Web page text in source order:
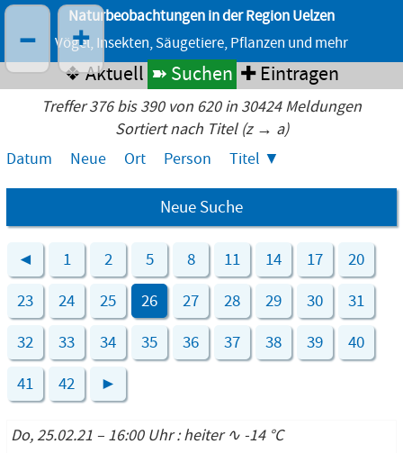
Naturbeobachtungen in der Region Uelzen
Vögel, Insekten, Säugetiere, Pflanzen und mehr
❖ Aktuell ➽ Suchen ✚ Eintragen
Treffer 376 bis 390 von 620 in 30424 Meldungen
Sortiert nach Titel (z → a)
Datum
Neue Ort Person Titel
Neue Suche
◄ 1 2 5 8 11 14 17 20
23 24 25 26 27 28 29 30 31
32 33 34 35 36 37 38 39 40
41 42 ►
Do, 25.02.21 – 16:00 Uhr : heiter ∿ -14 °C
– +